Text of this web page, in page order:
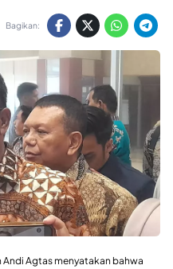
Bagikan:
Andi Agtas menyatakan bahwa